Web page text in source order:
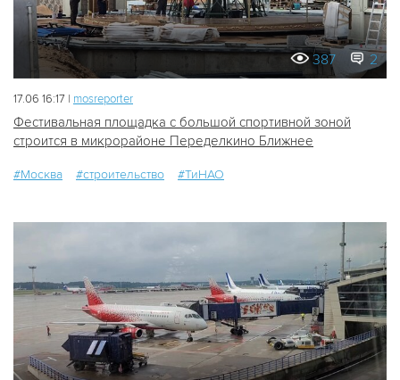
387 2
17.06 16:17 | mosreporter
Фестивальная площадка с большой спортивной зоной
строится в микрорайоне Переделкино Ближнее
#Москва #строительство #ТиНАО